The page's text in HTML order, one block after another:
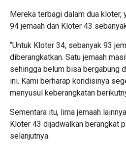
Mereka terbagi dalam dua kloter,
94 jemaah dan Kloter 43
“Untuk Kloter 34, sebanyak 93
diberangkatkan. Satu jemaah
sehingga belum bisa bergabung
ini. Kami berharap kondisinya
menyusul keberangkatan
Sementara itu, lima jemaah
Kloter 43 dijadwalkan berangkat
selanjutnya.